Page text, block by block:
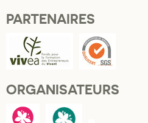
PARTENAIRES
ORGANISATEURS